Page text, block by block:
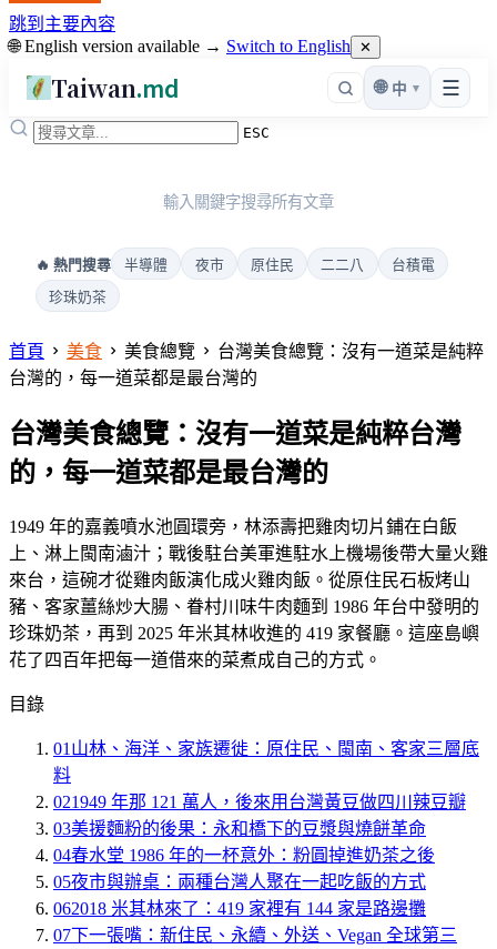
跳到主要內容
🌐 English version available → Switch to English ✕
Taiwan.md ☰
🌐 中 ▾
ESC
輸入關鍵字搜尋所有文章
🔥 熱門搜尋 半導體 夜市 原住民 二二八
台積電
珍珠奶茶
首頁 美食 美食總覽
台灣美食總覽：沒有一道菜是純粹
台灣的，每一道菜都是最台灣的
台灣美食總覽：沒有一道菜是純粹台灣
的，每一道菜都是最台灣的
1949 年的嘉義噴水池圓環旁，林添壽把雞肉切片鋪在白飯
上、淋上閩南滷汁；戰後駐台美軍進駐水上機場後帶大量火雞
來台，這碗才從雞肉飯演化成火雞肉飯。從原住民石板烤山
豬、客家薑絲炒大腸、眷村川味牛肉麵到 1986 年台中發明的
珍珠奶茶，再到 2025 年米其林收進的 419 家餐廳。這座島嶼
花了四百年把每一道借來的菜煮成自己的方式。
目錄
01 山林、海洋、家族遷徙：原住民、閩南、客家三層底
料
021949 年那 121 萬人，後來用台灣黃豆做四川辣豆瓣
03美援麵粉的後果：永和橋下的豆漿與燒餅革命
04春水堂 1986 年的一杯意外：粉圓掉進奶茶之後
05夜市與辦桌：兩種台灣人聚在一起吃飯的方式
062018 米其林來了：419 家裡有 144 家是路邊攤
07下一張嘴：新住民、永續、外送、Vegan 全球第三